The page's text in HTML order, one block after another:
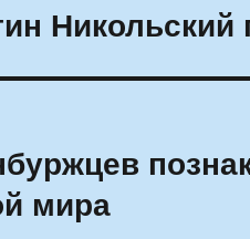
мира